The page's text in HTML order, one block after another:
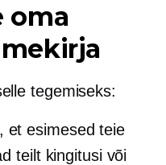
oma
tegemiseks:
et esimesed teie
teilt kingitusi või